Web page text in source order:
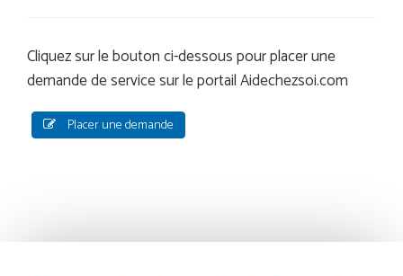
Cliquez sur le bouton ci-dessous pour placer une
demande de service sur le portail Aidechezsoi.com
Placer une demande